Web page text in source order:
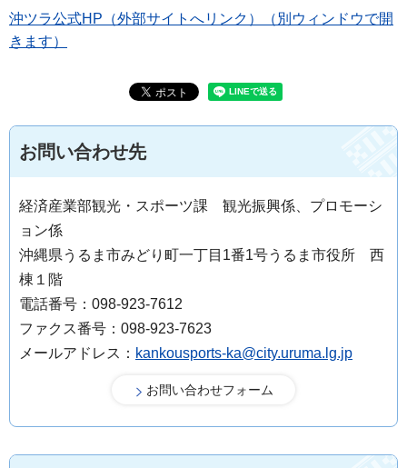
沖ツラ公式HP（外部サイトへリンク）（別ウィンドウで開
きます）
お問い合わせ先
経済産業部観光・スポーツ課 観光振興係、プロモーシ
ョン係
沖縄県うるま市みどり町一丁目1番1号うるま市役所 西
棟１階
電話番号：098-923-7612
ファクス番号：098-923-7623
メールアドレス： kankousports-ka@city.uruma.lg.jp